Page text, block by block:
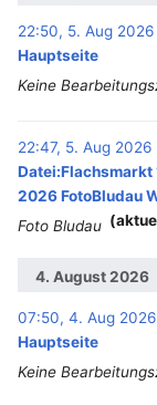
22:50, 5. Aug 2026
Hauptseite
Keine
22:47, 5. Aug 2026
Datei:Flachsmarkt
2026 FotoBludau
Foto Bludau
4. August 2026
07:50, 4. Aug 2026
Hauptseite
Keine